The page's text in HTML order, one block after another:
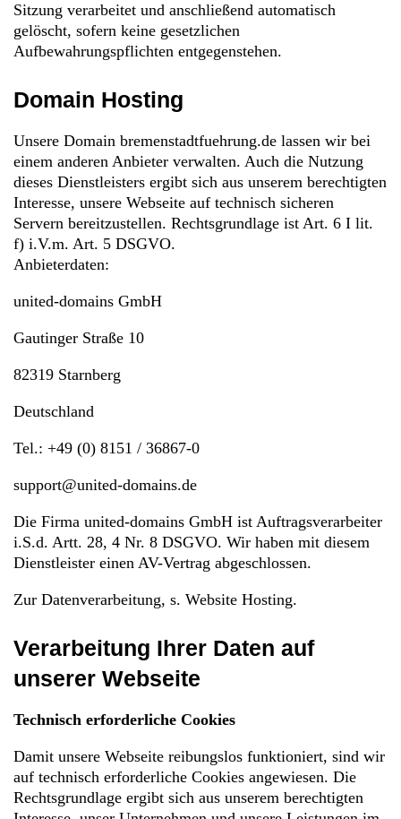
Sitzung verarbeitet und anschließend automatisch
gelöscht, sofern keine gesetzlichen
Aufbewahrungspflichten entgegenstehen.
Domain Hosting
Unsere Domain bremenstadtfuehrung.de lassen wir bei
einem anderen Anbieter verwalten. Auch die Nutzung
dieses Dienstleisters ergibt sich aus unserem berechtigten
Interesse, unsere Webseite auf technisch sicheren
Servern bereitzustellen. Rechtsgrundlage ist Art. 6 I lit.
f) i.V.m. Art. 5 DSGVO.
Anbieterdaten:
united-domains GmbH
Gautinger Straße 10
82319 Starnberg
Deutschland
Tel.: +49 (0) 8151 / 36867-0
support@united-domains.de
Die Firma united-domains GmbH ist Auftragsverarbeiter
i.S.d. Artt. 28, 4 Nr. 8 DSGVO. Wir haben mit diesem
Dienstleister einen AV-Vertrag abgeschlossen.
Zur Datenverarbeitung, s. Website Hosting.
Verarbeitung Ihrer Daten auf
unserer Webseite
Technisch erforderliche Cookies
Damit unsere Webseite reibungslos funktioniert, sind wir
auf technisch erforderliche Cookies angewiesen. Die
Rechtsgrundlage ergibt sich aus unserem berechtigten